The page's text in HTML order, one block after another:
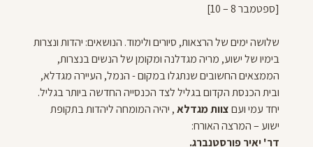
[ספטמבר 8 – 10]
שלושה ימים של הרצאות, סיורים ולימוד. הנושאים: יהדות ונצרות
בימיו של ישוע, מריה מגדלנה ומקומן של הנשים בנצרות,
הממצאים החשובים שנתגלו במקום - הנמל, העיירה מגדלא,
ובית הכנסת הקדום בגליל לצד הכנסייה החדשה ביותר בגליל.
יחד עמי ועםצוות מגדלא, יהיה המומחה ליהדות בתקופת
ישוע – המרצה האורח:
דר' יאיר פורסטנברג.